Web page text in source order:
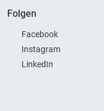
Folgen
Facebook
Instagram
LinkedIn